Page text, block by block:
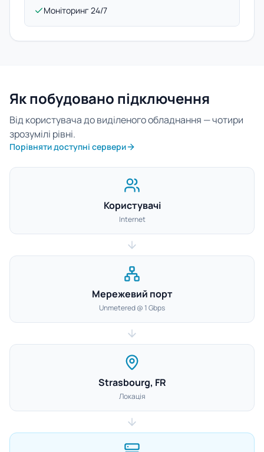
Моніторинг 24/7
Як побудовано підключення
Від користувача до виділеного обладнання — чотири
зрозумілі рівні.
Порівняти доступні сервери
Користувачі
Internet
Мережевий порт
Unmetered @ 1 Gbps
Strasbourg, FR
Локація